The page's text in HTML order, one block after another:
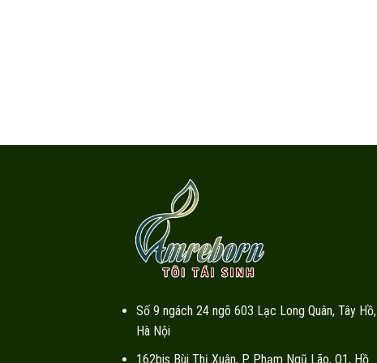
Số 9 ngách 24 ngõ 603 Lạc Long Quân, Tây Hồ,
Hà Nội
162bis Bùi Thị Xuân, P. Phạm Ngũ Lão, Q1, Hồ